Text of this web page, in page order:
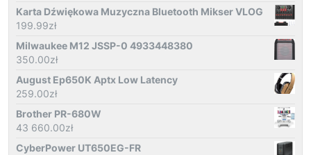
Karta Dźwiękowa Muzyczna Bluetooth Mikser VLOG
199.99zł
Milwaukee M12 JSSP-0 4933448380
350.00zł
August Ep650K Aptx Low Latency
259.00zł
Brother PR-680W
43 660.00zł
CyberPower UT650EG-FR